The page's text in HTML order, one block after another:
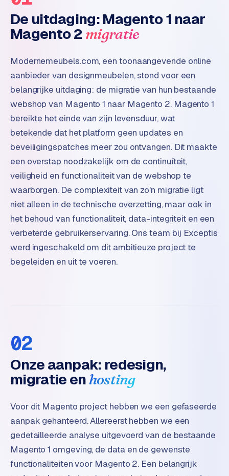
n
t
a
·
S
h
o
i
f
y
S
o
c
k
F
o
n
p
r
o
d
c
t
f
e
d
De uitdaging: Magento 1 naar
Magento 2 migratie
Modernemeubels.com, een toonaangevende online
aanbieder van designmeubelen, stond voor een
belangrijke uitdaging: de migratie van hun bestaande
webshop van Magento 1 naar Magento 2. Magento 1
bereikte het einde van zijn levensduur, wat
betekende dat het platform geen updates en
beveiligingspatches meer zou ontvangen. Dit maakte
een overstap noodzakelijk om de continuïteit,
veiligheid en functionaliteit van de webshop te
waarborgen. De complexiteit van zo'n migratie ligt
niet alleen in de technische overzetting, maar ook in
het behoud van functionaliteit, data-integriteit en een
verbeterde gebruikerservaring. Ons team bij Exceptis
werd ingeschakeld om dit ambitieuze project te
begeleiden en uit te voeren.
02
Onze aanpak: redesign,
migratie en hosting
Voor dit Magento project hebben we een gefaseerde
aanpak gehanteerd. Allereerst hebben we een
gedetailleerde analyse uitgevoerd van de bestaande
Magento 1 omgeving, de data en de gewenste
functionaliteiten voor Magento 2. Een belangrijk